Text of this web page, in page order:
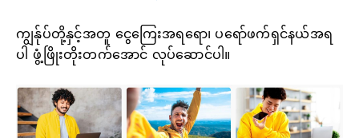
ကျွန်ုပ်တို့နှင့်အတူ ငွေကြေးအရရော၊ ပရော်ဖက်ရှင်နယ်အရ
ပါ ဖွံ့ဖြိုးတိုးတက်အောင် လုပ်ဆောင်ပါ။